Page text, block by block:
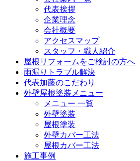
代表挨拶
企業理念
会社概要
アクセスマップ
スタッフ・職人紹介
屋根リフォームをご検討の方へ
雨漏りトラブル解決
代表加藤のこだわり
外壁屋根塗装メニュー
メニュー 一覧
外壁塗装
屋根塗装
外壁カバー工法
屋根カバー工法
施工事例